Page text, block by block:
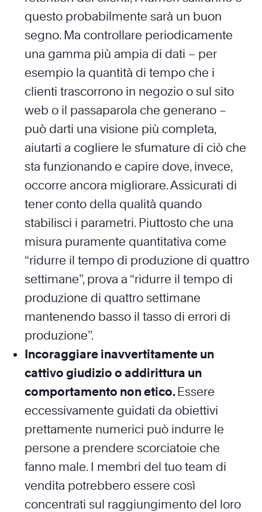
questo probabilmente sarà un buon
segno. Ma controllare periodicamente
una gamma più ampia di dati – per
esempio la quantità di tempo che i
clienti trascorrono in negozio o sul sito
web o il passaparola che generano –
può darti una visione più completa,
aiutarti a cogliere le sfumature di ciò che
sta funzionando e capire dove, invece,
occorre ancora migliorare. Assicurati di
tener conto della qualità quando
stabilisci i parametri. Piuttosto che una
misura puramente quantitativa come
“ridurre il tempo di produzione di quattro
settimane”, prova a “ridurre il tempo di
produzione di quattro settimane
mantenendo basso il tasso di errori di
produzione”.
Incoraggiare inavvertitamente un
cattivo giudizio o addirittura un
comportamento non etico. Essere
eccessivamente guidati da obiettivi
prettamente numerici può indurre le
persone a prendere scorciatoie che
fanno male. I membri del tuo team di
vendita potrebbero essere così
concentrati sul raggiungimento del loro